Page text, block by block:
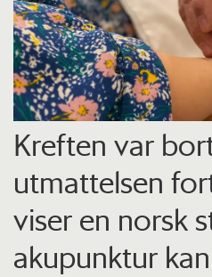
Kreften var
utmattelsen
viser en norsk
akupunktur